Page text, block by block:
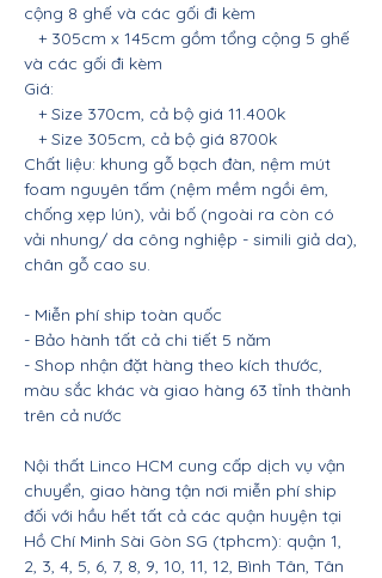
cộng 8 ghế và các gối đi kèm
+ 305cm x 145cm gồm tổng cộng 5 ghế
và các gối đi kèm
Giá:
+ Size 370cm, cả bộ giá 11.400k
+ Size 305cm, cả bộ giá 8700k
Chất liệu: khung gỗ bạch đàn, nệm mút
foam nguyên tấm (nệm mềm ngồi êm,
chống xẹp lún), vải bố (ngoài ra còn có
vải nhung/ da công nghiệp - simili giả da),
chân gỗ cao su.
- Miễn phí ship toàn quốc
- Bảo hành tất cả chi tiết 5 năm
- Shop nhận đặt hàng theo kích thước,
màu sắc khác và giao hàng 63 tỉnh thành
trên cả nước
Nội thất Linco HCM cung cấp dịch vụ vận
chuyển, giao hàng tận nơi miễn phí ship
đối với hầu hết tất cả các quận huyện tại
Hồ Chí Minh Sài Gòn SG (tphcm): quận 1,
2, 3, 4, 5, 6, 7, 8, 9, 10, 11, 12, Bình Tân, Tân